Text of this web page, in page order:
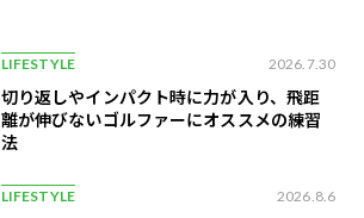
LIFESTYLE 2026.7.30
切り返しやインパクト時に力が入り、飛距
離が伸びないゴルファーにオススメの練習
法
LIFESTYLE 2026.8.6